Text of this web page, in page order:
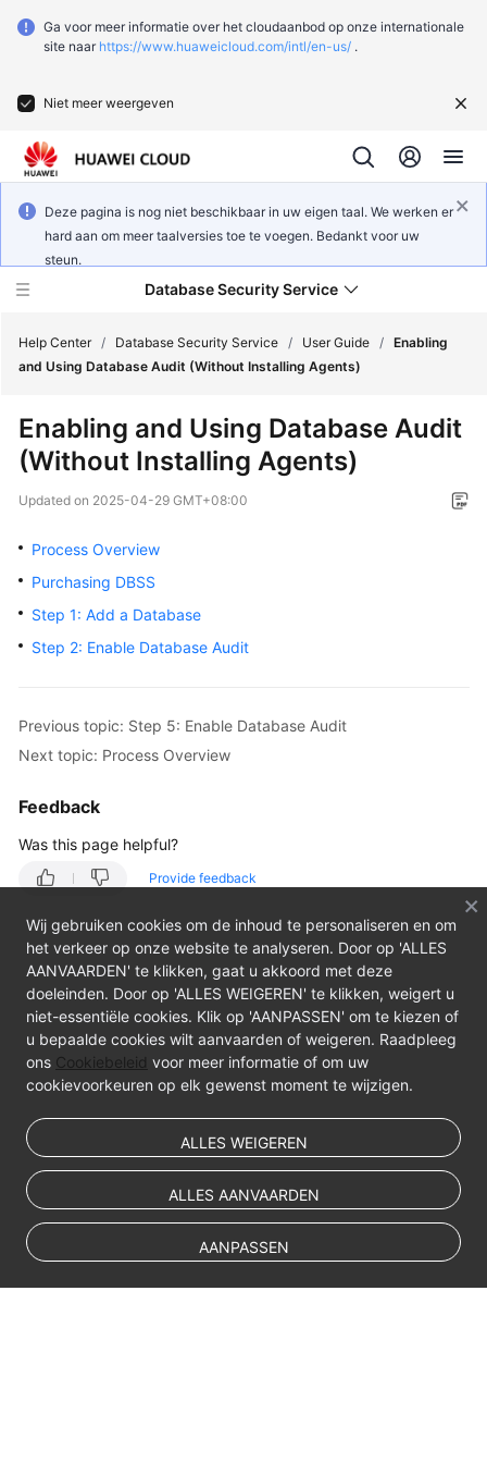
Ga voor meer informatie over het cloudaanbod op onze internationale
site naar https://www.huaweicloud.com/intl/en-us/ .
Niet meer weergeven
Deze pagina is nog niet beschikbaar in uw eigen taal. We werken er
hard aan om meer taalversies toe te voegen. Bedankt voor uw
steun.
Database Security Service
New
Overview
Getting
Started
Guide
Practices
Reference
FAQs
Help Center / Database Security Service / User Guide / Enabling
and Using Database Audit (Without Installing Agents)
Enabling and Using Database Audit
(Without Installing Agents)
Updated on 2025-04-29 GMT+08:00
Process Overview
Purchasing DBSS
Step 1: Add a Database
Step 2: Enable Database Audit
Previous topic: Step 5: Enable Database Audit
Next topic: Process Overview
Feedback
Was this page helpful?
Provide feedback
Wij gebruiken cookies om de inhoud te personaliseren en om
het verkeer op onze website te analyseren. Door op 'ALLES
AANVAARDEN' te klikken, gaat u akkoord met deze
doeleinden. Door op 'ALLES WEIGEREN' te klikken, weigert u
niet-essentiële cookies. Klik op 'AANPASSEN' om te kiezen of
u bepaalde cookies wilt aanvaarden of weigeren. Raadpleeg
ons Cookiebeleid voor meer informatie of om uw
cookievoorkeuren op elk gewenst moment te wijzigen.
ALLES WEIGEREN
ALLES AANVAARDEN
AANPASSEN